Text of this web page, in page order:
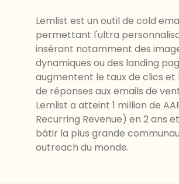
Lemlist est un outil de cold
permettant l'ultra
insérant notamment des
dynamiques ou des landing
augmentent le taux de clics et
de réponses aux emails de
Lemlist a atteint 1 million de
Recurring Revenue) en 2 ans
bâtir la plus grande
outreach du monde.